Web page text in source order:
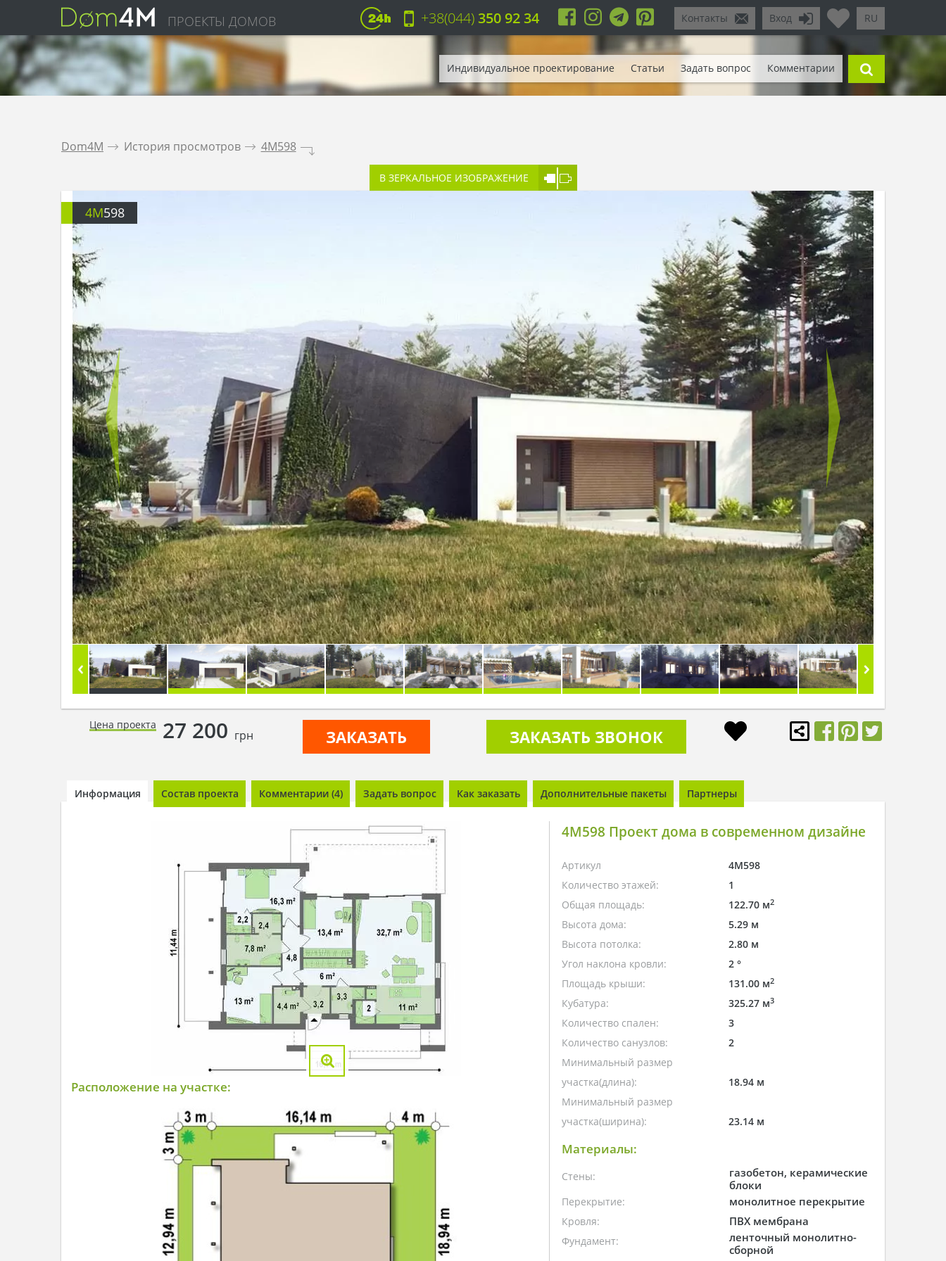
ПРОЕКТЫ ДОМОВ RU
Вход
Контакты
+38(044)350 92 34
Индивидуальное проектирование Статьи Задать вопрос Комментарии
Dom4M . История просмотров . 4M598 .
В ЗЕРКАЛЬНОЕ ИЗОБРАЖЕНИЕ
4M598
Цена проекта 27 200 грн ЗАКАЗАТЬ ЗАКАЗАТЬ ЗВОНОК
Информация Состав проекта Комментарии (4) Задать вопрос Как заказать Дополнительные пакеты Партнеры
Расположение на участке:
4M598 Проект дома в современном дизайне
Артикул
4M598
Количество этажей:
1
Общая площадь:
122.70 м2
Высота дома:
5.29 м
Высота потолка:
2.80 м
Угол наклона кровли:
2 °
Площадь крыши:
131.00 м2
Кубатура: 325.27 м3
Количество спален:
3
Количество санузлов:
2
Минимальный размер
участка(длина):
18.94 м
Минимальный размер
участка(ширина):
23.14 м
Материалы:
Стены:
газобетон, керамические
блоки
Перекрытие: монолитное перекрытие
Кровля: ПВХ мембрана
Фундамент:
ленточный монолитно-
сборной